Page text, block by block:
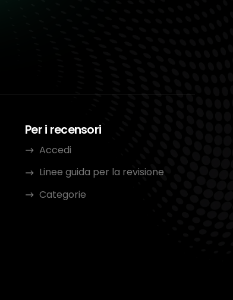
Per i recensori
Accedi
Linee guida per la revisione
Categorie